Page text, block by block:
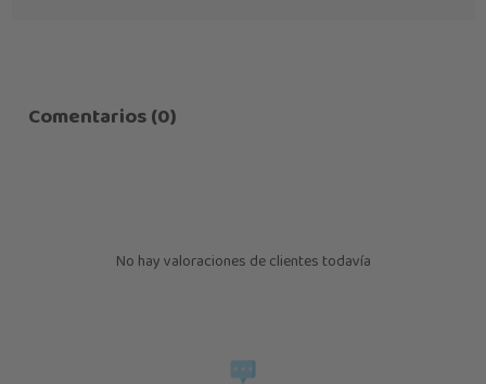
Comentarios (0)
No hay valoraciones de clientes todavía